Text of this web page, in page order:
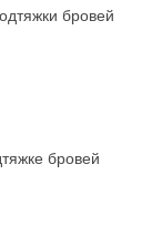
бровей
бровей